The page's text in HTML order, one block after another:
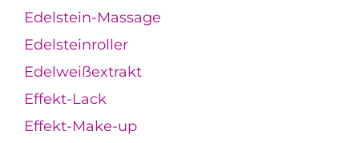
Edelstein-Massage
Edelsteinroller
Edelweißextrakt
Effekt-Lack
Effekt-Make-up